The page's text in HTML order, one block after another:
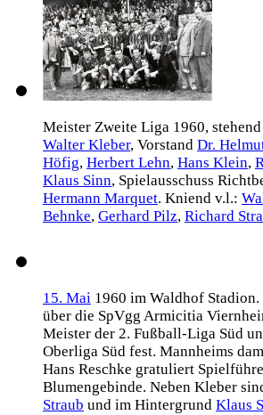
Meister Zweite Liga 1960,
Walter Kleber, Vorstand Dr.
Höfig, Herbert Lehn, Hans Klein,
Klaus Sinn, Spielausschuss
Hermann Marquet. Kniend v.l.:
Behnke, Gerhard Pilz, Richard
15. Mai 1960 im Waldhof
über die SpVgg Armicitia
Meister der 2. Fußball-Liga Süd
Oberliga Süd fest. Mannheims
Hans Reschke gratuliert
Blumengebinde. Neben Kleber
Straub und im Hintergrund Klaus